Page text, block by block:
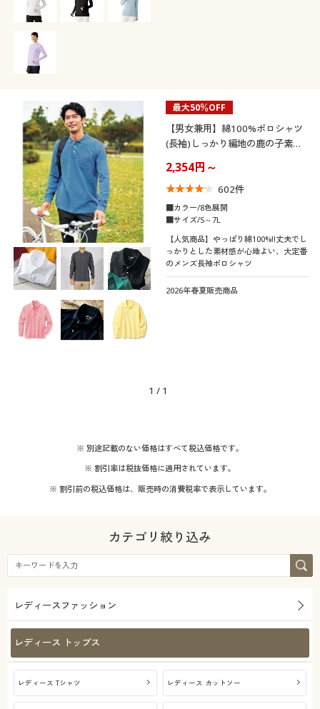
最大50％OFF
【男女兼用】綿100%ポロシャツ
(長袖)しっかり編地の鹿の子素材
2,354円～
602件
■カラー/8色展開
■サイズ/S～7L
【人気商品】やっぱり綿100%!!丈夫でし
っかりとした素材感が心地よい、大定番
のメンズ長袖ポロシャツ
2026年春夏販売商品
1 / 1
※ 別途記載のない価格はすべて税込価格です。
※ 割引率は税抜価格に適用されています。
※ 割引前の税込価格は、販売時の消費税率で表示しています。
カテゴリ絞り込み
レディースファッション
レディース トップス
レディース Tシャツ レディース カットソー